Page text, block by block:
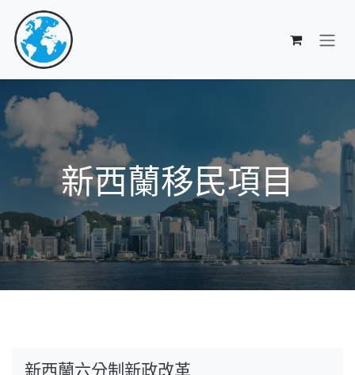
跳至內容
新西蘭移民項目
新西蘭六分制新政改革